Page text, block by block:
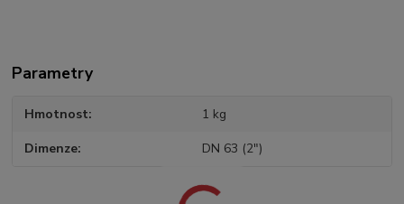
Parametry
Hmotnost 1 kg
Dimenze DN 63 (2")